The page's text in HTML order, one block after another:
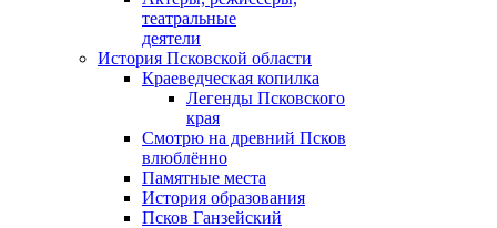
театральные
деятели
История Псковской области
Краеведческая копилка
Легенды Псковского
края
Смотрю на древний Псков
влюблённо
Памятные места
История образования
Псков Ганзейский